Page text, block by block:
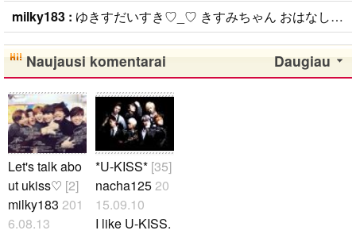
milky183 : ゆきすだいすき♡_♡ きすみちゃん おはなし しましょう~~！！かれらに つぎ 会えるのが まちどおしいですね( ･ᴗ･̥̥̥ ) はやく あいたい~~！ (
Daugiau
Naujausi komentarai
Let's talk abo
ut ukiss♡ [2]
milky183 201
6.08.13
*U-KISS* [35]
nacha125 20
15.09.10
I like U-KISS.